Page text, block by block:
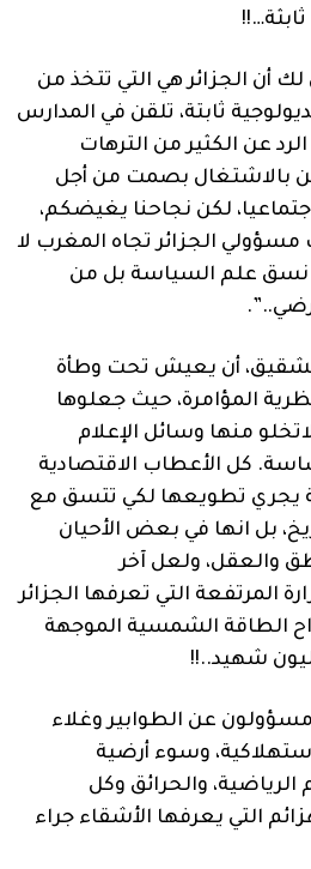
لك أن الجزائر هي التي تتخذ من
ثابتة، تلقن في المدارس
عن الكثير من الترهات
بالاشتغال بصمت من أجل
لكن نجاحنا يغيضكم،
الجزائر تجاه المغرب لا
نسق علم السياسة بل من
أن يعيش تحت وطأة
المؤامرة، حيث جعلوها
منها وسائل الإعلام
كل الأعطاب الاقتصادية
يجري تطويعها لكي تتسق مع
بل انها في بعض الأحيان
والعقل، ولعل آخر
المرتفعة التي تعرفها الجزائر
الطاقة الشمسية الموجهة
شهيد..!!
عن الطوابير وغلاء
وسوء أرضية
والحرائق وكل
التي يعرفها الأشقاء جراء